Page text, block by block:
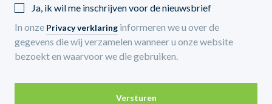
Ja, ik wil me inschrijven voor de nieuwsbrief
In onze Privacy verklaring informeren we u over de
gegevens die wij verzamelen wanneer u onze website
bezoekt en waarvoor we die gebruiken.
Versturen